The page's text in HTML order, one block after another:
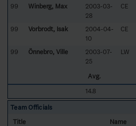
99 Winberg, Max
2003-03-
28
CE
99 Vorbrodt, Isak
2004-04-
10
CE
99 Önnebro, Ville
2003-07-
25
LW
Avg.
14.8
Team Officials
Title
Name